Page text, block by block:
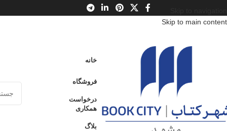
Skip to main content
خانه
فروشگاه
درخواست
همکاری
بلاگ